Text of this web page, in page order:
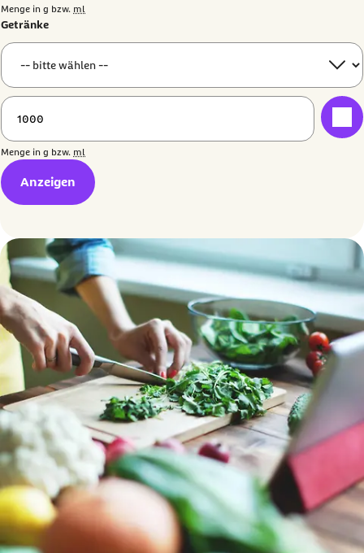
Menge in g bzw. ml
Getränke
Menge in g bzw. ml
Anzeigen